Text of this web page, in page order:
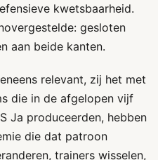
kwetsbaarheid.
gesloten
aan beide kanten.
relevant, zij het met
die in de afgelopen vijf
Ja produceerden, hebben
die dat patroon
trainers wisselen,